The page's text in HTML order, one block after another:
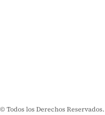
Todos los Derechos